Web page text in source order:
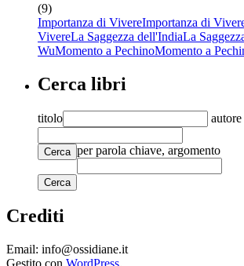
(9)
Importanza di VivereImportanza di
VivereLa Saggezza dell'IndiaLa
WuMomento a PechinoMomento a
Cerca libri
titolo autore
Cerca per parola chiave, argomento
Crediti
Email: info@ossidiane.it